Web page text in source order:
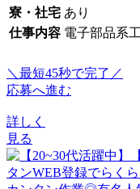
寮・社宅 あり
仕事内容 電子部品系
＼最短45秒で完了／
応募へ進む
詳しく
見る